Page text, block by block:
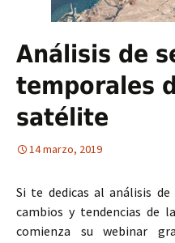
Análisis de
temporales
satélite
14 marzo, 2019
Si te dedicas al análisis
cambios y tendencias de
comienza su webinar